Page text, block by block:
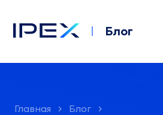
Блог
Главная
Блог